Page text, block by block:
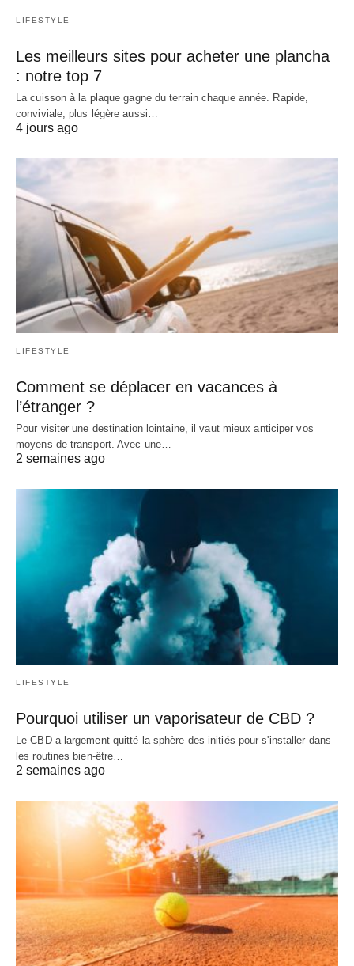
LIFESTYLE
Les meilleurs sites pour acheter une plancha
: notre top 7
La cuisson à la plaque gagne du terrain chaque année. Rapide,
conviviale, plus légère aussi…
4 jours ago
LIFESTYLE
Comment se déplacer en vacances à
l’étranger ?
Pour visiter une destination lointaine, il vaut mieux anticiper vos
moyens de transport. Avec une…
2 semaines ago
LIFESTYLE
Pourquoi utiliser un vaporisateur de CBD ?
Le CBD a largement quitté la sphère des initiés pour s'installer dans
les routines bien-être…
2 semaines ago